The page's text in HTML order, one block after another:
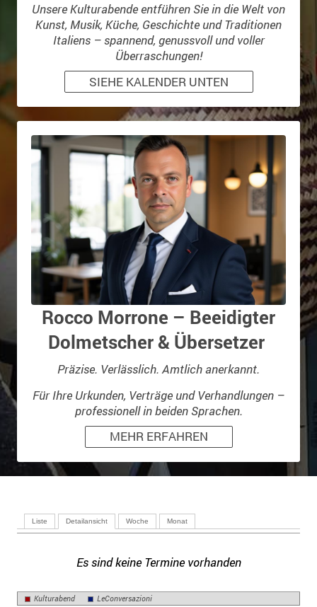
Unsere Kulturabende entführen Sie in die Welt von
Kunst, Musik, Küche, Geschichte und Traditionen
Italiens – spannend, genussvoll und voller
Überraschungen!
SIEHE KALENDER UNTEN
Rocco Morrone – Beeidigter
Dolmetscher & Übersetzer
Präzise. Verlässlich. Amtlich anerkannt.
Für Ihre Urkunden, Verträge und Verhandlungen –
professionell in beiden Sprachen.
MEHR ERFAHREN
Liste Detailansicht Woche Monat
Es sind keine Termine vorhanden
Kulturabend LeConversazioni